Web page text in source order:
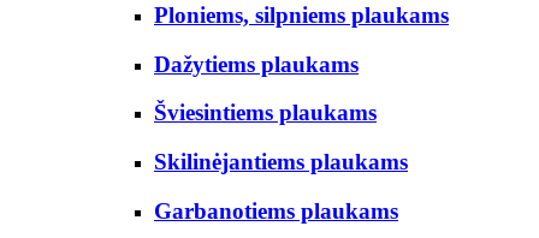
Ploniems, silpniems plaukams
Dažytiems plaukams
Šviesintiems plaukams
Skilinėjantiems plaukams
Garbanotiems plaukams